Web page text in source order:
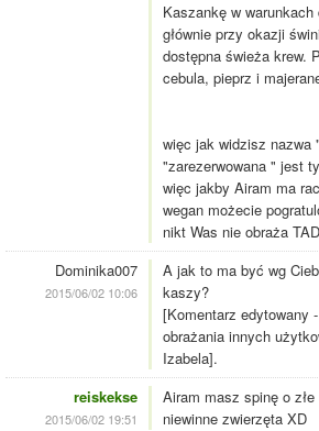
Kaszankę w
głównie przy okazji
dostępna świeża krew.
cebula, pieprz i
więc jak widzisz nazwa
"zarezerwowana " jest
więc jakby Airam ma
wegan możecie
nikt Was nie obraża
Dominika007
2015/06/02 10:06
A jak to ma być wg
kaszy?
[Komentarz edytowany
obrażania innych
Izabela].
reiskekse
2015/06/02 19:51
Airam masz spinę o
niewinne zwierzęta XD